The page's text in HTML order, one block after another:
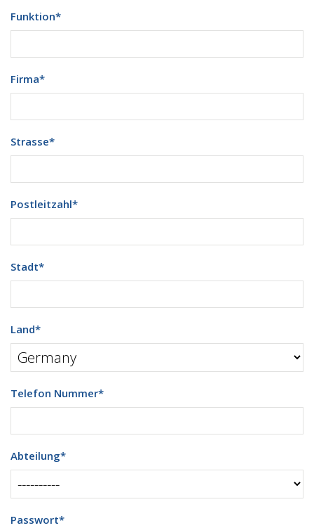
Funktion*
Firma*
Strasse*
Postleitzahl*
Stadt*
Land*
Telefon Nummer*
Abteilung*
Passwort*